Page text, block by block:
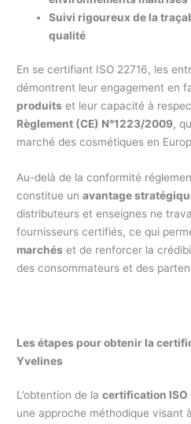
Suivi rigoureux de la
qualité
En se certifiant ISO 22716, les
démontrent leur engagement en
produits et leur capacité à
Règlement (CE) N°1223/2009,
marché des cosmétiques en
Au-delà de la conformité
constitue unavantage
distributeurs et enseignes ne
fournisseurs certifiés, ce qui
marchés et de renforcer la
des consommateurs et des
Les étapes pour obtenir la
Yvelines
L’obtention de lacertification ISO
une approche méthodique visant